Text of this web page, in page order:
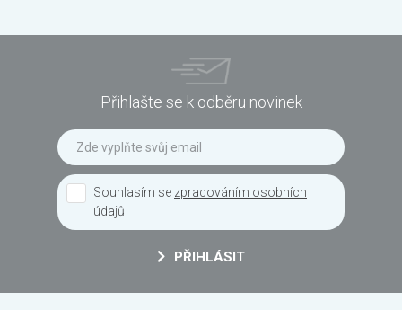
Přihlašte se k odběru novinek
Souhlasím se zpracováním osobních
údajů
PŘIHLÁSIT